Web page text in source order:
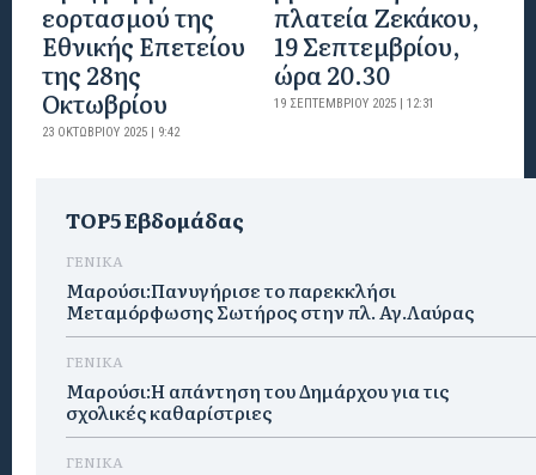
εορτασμού της
Εθνικής Επετείου
της 28ης
Οκτωβρίου
23 ΟΚΤΩΒΡΊΟΥ 2025 | 9:42
πλατεία Ζεκάκου,
19 Σεπτεμβρίου,
ώρα 20.30
19 ΣΕΠΤΕΜΒΡΊΟΥ 2025 | 12:31
TOP5 Εβδομάδας
ΓΕΝΙΚΑ
Μαρούσι:Πανυγήρισε το παρεκκλήσι
Μεταμόρφωσης Σωτήρος στην πλ. Αγ.Λαύρας
ΓΕΝΙΚΑ
Μαρούσι:Η απάντηση του Δημάρχου για τις
σχολικές καθαρίστριες
ΓΕΝΙΚΑ